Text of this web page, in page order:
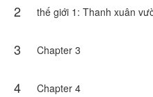
phép NovelToon đăng
thân tác giả, không thể
2 thế giới 1: Thanh xuân
3 Chapter 3
4 Chapter 4